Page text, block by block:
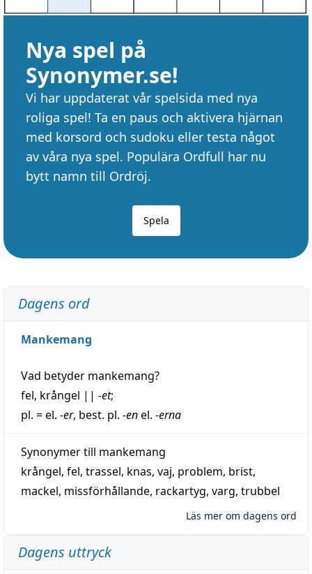
Nya spel på
Synonymer.se!
Vi har uppdaterat vår spelsida med nya
roliga spel! Ta en paus och aktivera hjärnan
med korsord och sudoku eller testa något
av våra nya spel. Populära Ordfull har nu
bytt namn till Ordröj.
Spela
Dagens ord
Mankemang
Vad betyder mankemang?
fel, krångel || -et;
pl. = el. -er, best. pl. -enel. -erna
Synonymer till mankemang
krångel, fel, trassel, knas, vaj, problem, brist,
mackel, missförhållande, rackartyg, varg, trubbel
Läs mer om dagens ord
Dagens uttryck